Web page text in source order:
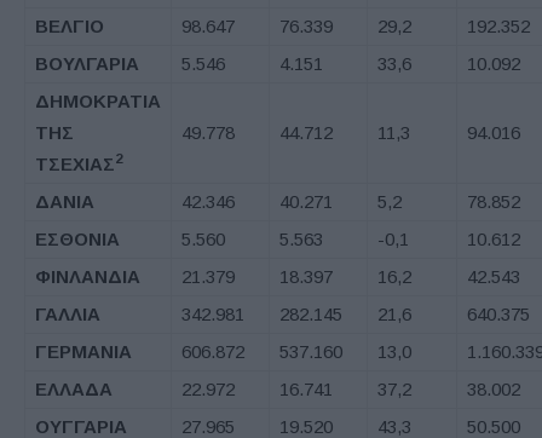
ΒΕΛΓΙΟ
98.647 76.339 29,2
192.352
ΒΟΥΛΓΑΡΙΑ
5.546 4.151 33,6
10.092
ΔΗΜΟΚΡΑΤΙΑ
ΤΗΣ
ΤΣΕΧΙΑΣ 2
49.778 44.712 11,3 94.016
ΔΑΝΙΑ 42.346 40.271 5,2
78.852
ΕΣΘΟΝΙΑ
5.560 5.563 -0,1
10.612
ΦΙΝΛΑΝΔΙΑ
21.379 18.397 16,2
42.543
ΓΑΛΛΙΑ
342.981 282.145 21,6
640.375
ΓΕΡΜΑΝΙΑ
606.872 537.160 13,0
ΕΛΛΑΔΑ
22.972 16.741 37,2
38.002
ΟΥΓΓΑΡΙΑ
27.965 19.520 43,3
50.500